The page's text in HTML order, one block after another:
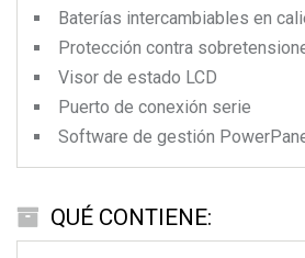
Baterías intercambiables en
Protección contra
Visor de estado LCD
Puerto de conexión serie
Software de gestión
QUÉ CONTIENE: